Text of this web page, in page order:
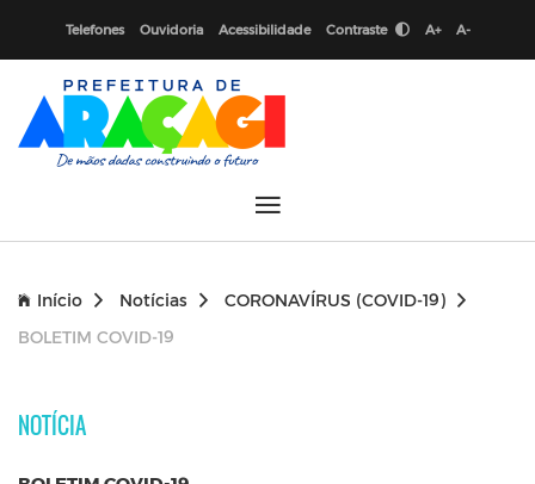
Telefones Ouvidoria Acessibilidade Contraste A+ A-
Início Notícias
CORONAVÍRUS (COVID-19)
BOLETIM COVID-19
NOTÍCIA